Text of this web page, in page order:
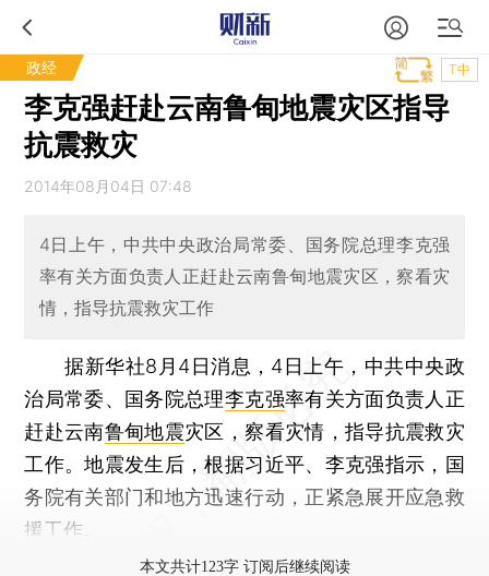
政经 T中
李克强赶赴云南鲁甸地震灾区指导
抗震救灾
2014年08月04日 07:48
4日上午，中共中央政治局常委、国务院总理李克强
率有关方面负责人正赶赴云南鲁甸地震灾区，察看灾
情，指导抗震救灾工作
据新华社8月4日消息，4日上午，中共中央政
治局常委、国务院总理李克强率有关方面负责人正
赶赴云南鲁甸地震灾区，察看灾情，指导抗震救灾
工作。地震发生后，根据习近平、李克强指示，国
务院有关部门和地方迅速行动，正紧急展开应急救
援工作。
本文共计123字 订阅后继续阅读